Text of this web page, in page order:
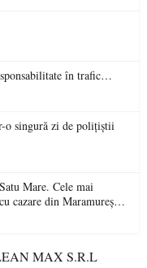
Polițiștii sătmăreni fac apel la responsabilitate în trafic…
o singură zi de polițiștii
Mare. Cele mai
cazare din Maramureș,